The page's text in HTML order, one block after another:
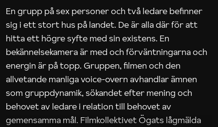
En grupp på sex personer och två ledare befinner
sig i ett stort hus på landet. De är alla där för att
hitta ett högre syfte med sin existens. En
bekännelsekamera är med och förväntningarna och
energin är på topp. Gruppen, filmen och den
allvetande manliga voice-overn avhandlar ämnen
som gruppdynamik, sökandet efter mening och
behovet av ledare i relation till behovet av
gemensamma mål. Filmkollektivet Ögats lågmälda